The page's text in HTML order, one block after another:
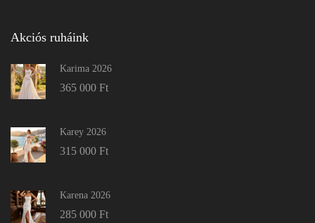
Akciós ruháink
Karima 2026
365 000 Ft
Karey 2026
315 000 Ft
Karena 2026
285 000 Ft